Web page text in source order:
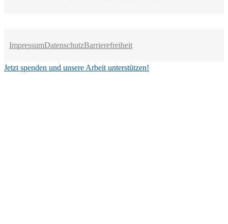
ImpressumDatenschutzBarrierefreiheit
Jetzt spenden und unsere Arbeit unterstützen!